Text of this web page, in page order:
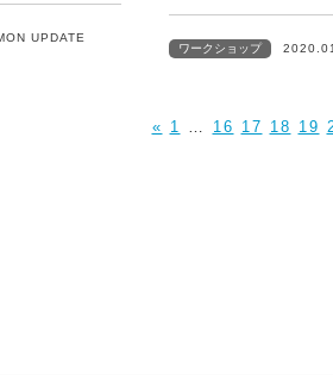
UPDATE
ワークショップ
« 1 … 16 17 18 19